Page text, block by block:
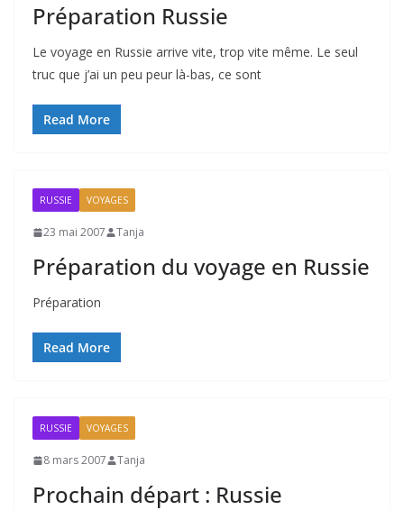
Préparation Russie
Le voyage en Russie arrive vite, trop vite même. Le seul
truc que j’ai un peu peur là-bas, ce sont
Read More
RUSSIE VOYAGES
23 mai 2007 Tanja
Préparation du voyage en Russie
Préparation
Read More
RUSSIE VOYAGES
8 mars 2007 Tanja
Prochain départ : Russie